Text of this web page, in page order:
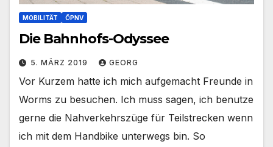
MOBILITÄT ÖPNV
Die Bahnhofs-Odyssee
5. MÄRZ 2019 GEORG
Vor Kurzem hatte ich mich aufgemacht Freunde in
Worms zu besuchen. Ich muss sagen, ich benutze
gerne die Nahverkehrszüge für Teilstrecken wenn
ich mit dem Handbike unterwegs bin. So